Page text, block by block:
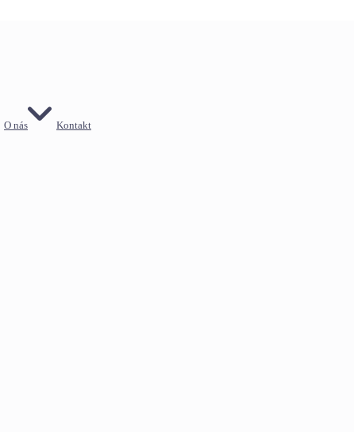
O nás Kontakt